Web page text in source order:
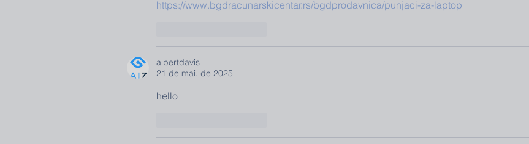
https://www.bgdracunarskicentar.rs/bgdprodavnica/punjaci-za-laptop
albertdavis
21 de mai. de 2025
hello